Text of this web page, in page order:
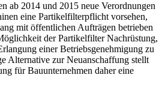
ab 2014 und 2015 neue Verordnungen
eine Partikelfilterpflicht vorsehen,
mit öffentlichen Aufträgen betrieben
der Partikelfilter Nachrüstung,
einer Betriebsgenehmigung zu
Alternative zur Neuanschaffung stellt
für Bauunternehmen daher eine